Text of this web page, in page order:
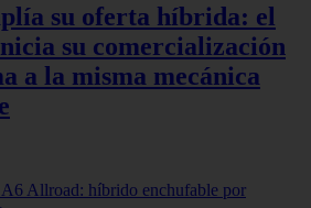
su oferta híbrida: el
su comercialización
a la misma mecánica